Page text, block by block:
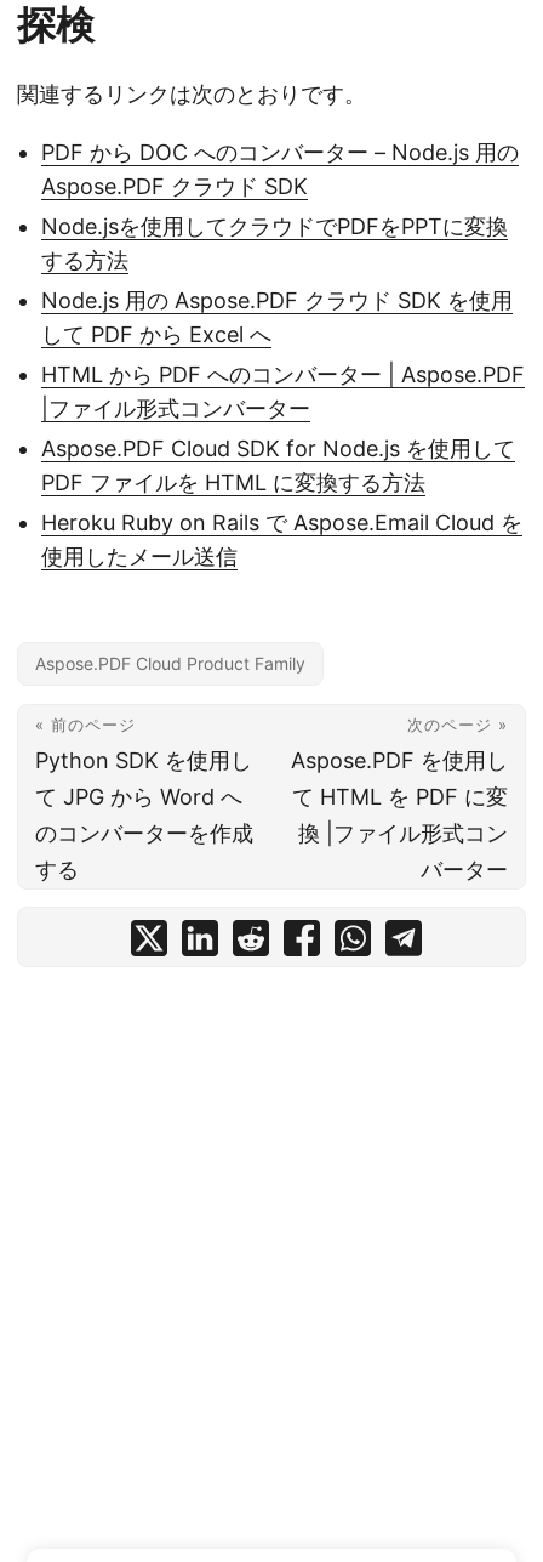
探検
関連するリンクは次のとおりです。
PDF から DOC へのコンバーター – Node.js 用の
Aspose.PDF クラウド SDK
Node.jsを使用してクラウドでPDFをPPTに変換
する方法
Node.js 用の Aspose.PDF クラウド SDK を使用
して PDF から Excel へ
HTML から PDF へのコンバーター | Aspose.PDF
|ファイル形式コンバーター
Aspose.PDF Cloud SDK for Node.js を使用して
PDF ファイルを HTML に変換する方法
Heroku Ruby on Rails で Aspose.Email Cloud を
使用したメール送信
Aspose.PDF Cloud Product Family
« 前のページ
Python SDK を使用し
て JPG から Word へ
のコンバーターを作成
する
次のページ »
Aspose.PDF を使用し
て HTML を PDF に変
換 |ファイル形式コン
バーター